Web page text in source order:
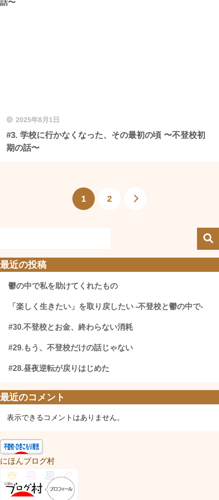
2025年8月1日
#3. 学校に行かなくなった、その最初の頃 〜不登校初
期の話〜
1 2
最近の投稿
鬱の中で私を助けてくれたもの
「楽しく生きたい」を取り戻したい -不登校と鬱の中で-
#30.不登校とお金、終わらない消耗
#29.もう、不登校だけの話じゃない
#28.昼夜逆転が戻りはじめた
最近のコメント
表示できるコメントはありません。
にほんブログ村